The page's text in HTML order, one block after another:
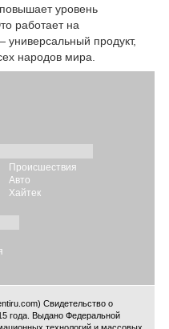
уровень
работает на
универсальный продукт,
народов мира.
Происшествия
Авто
Хайтек
Свидетельство о
года. Выдано Федеральной